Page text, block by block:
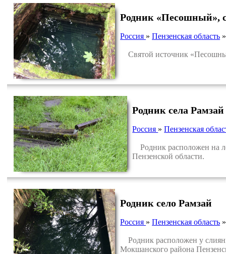
Родник «Песошный»,
Россия »Пензенская область
Святой источник
Родник села Рамзай
Россия »Пензенская
Родник расположен на
Пензенской области.
Родник село Рамзай
Россия »Пензенская область
Родник расположен у
Мокшанского района